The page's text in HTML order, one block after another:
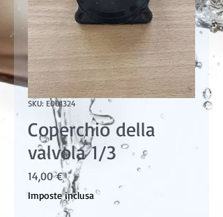
SKU: E001324
Coperchio della
valvola 1/3
14,00 €Prezzo
Imposte inclusa